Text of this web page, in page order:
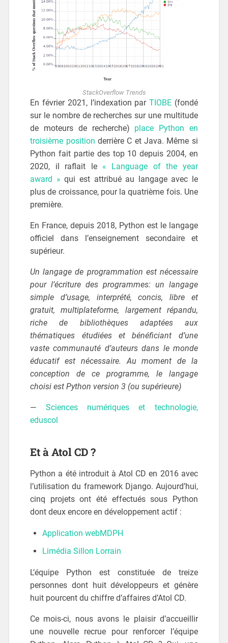
StackOverflow Trends
En février 2021, l’indexation par TIOBE (fondé
sur le nombre de recherches sur une multitude
de moteurs de recherche) place Python en
troisième position derrière C et Java. Même si
Python fait partie des top 10 depuis 2004, en
2020, il raflait le
« Language of the year
award » qui est attribué au langage avec le
plus de croissance, pour la quatrième fois. Une
première.
En France, depuis 2018, Python est le langage
officiel dans l’enseignement secondaire et
supérieur.
Un langage de programmation est nécessaire
pour l’écriture des programmes: un langage
simple d’usage, interprété, concis, libre et
gratuit, multiplateforme, largement répandu,
riche de bibliothèques adaptées aux
thématiques étudiées et bénéficiant d’une
vaste communauté d’auteurs dans le monde
éducatif est nécessaire. Au moment de la
conception de ce programme, le langage
choisi est Python version 3 (ou supérieure)
—
Sciences numériques et technologie,
eduscol
Et à Atol CD ?
Python a été introduit à Atol CD en 2016 avec
l’utilisation du framework Django. Aujourd’hui,
cinq projets ont été effectués sous Python
dont deux encore en développement actif :
Application webMDPH
Limédia Sillon Lorrain
L’équipe Python est constituée de treize
personnes dont huit développeurs et génère
huit pourcent du chiffre d’affaires d’Atol CD.
Ce mois-ci, nous avons le plaisir d’accueillir
une nouvelle recrue pour renforcer l’équipe